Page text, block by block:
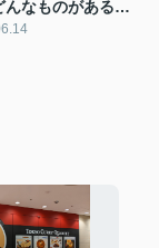
んなものがある